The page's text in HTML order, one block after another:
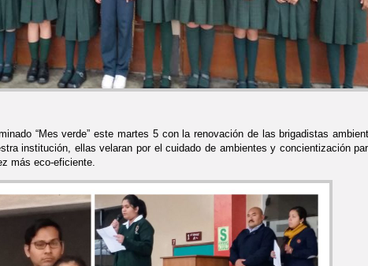
“Mes verde” este martes 5 con la renovación de las brigadistas
institución, ellas velaran por el cuidado de ambientes y concientización
más eco-eficiente.